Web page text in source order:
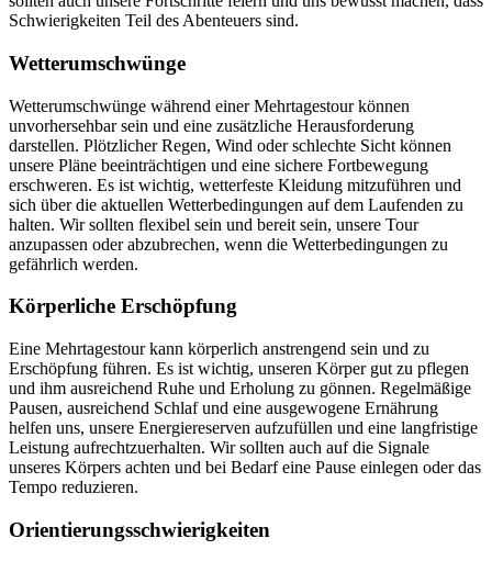
Schwierigkeiten Teil des Abenteuers sind.
Wetterumschwünge
Wetterumschwünge während einer Mehrtagestour können
unvorhersehbar sein und eine zusätzliche Herausforderung
darstellen. Plötzlicher Regen, Wind oder schlechte Sicht können
unsere Pläne beeinträchtigen und eine sichere Fortbewegung
erschweren. Es ist wichtig, wetterfeste Kleidung mitzuführen und
sich über die aktuellen Wetterbedingungen auf dem Laufenden zu
halten. Wir sollten flexibel sein und bereit sein, unsere Tour
anzupassen oder abzubrechen, wenn die Wetterbedingungen zu
gefährlich werden.
Körperliche Erschöpfung
Eine Mehrtagestour kann körperlich anstrengend sein und zu
Erschöpfung führen. Es ist wichtig, unseren Körper gut zu pflegen
und ihm ausreichend Ruhe und Erholung zu gönnen. Regelmäßige
Pausen, ausreichend Schlaf und eine ausgewogene Ernährung
helfen uns, unsere Energiereserven aufzufüllen und eine langfristige
Leistung aufrechtzuerhalten. Wir sollten auch auf die Signale
unseres Körpers achten und bei Bedarf eine Pause einlegen oder das
Tempo reduzieren.
Orientierungsschwierigkeiten